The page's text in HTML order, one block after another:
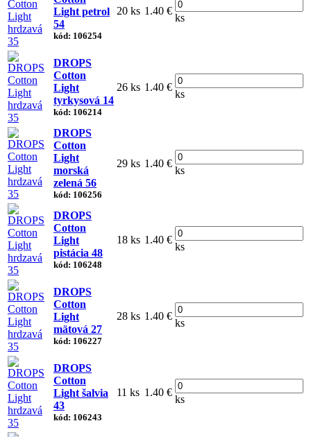
Light petrol
54
kód: 106254
20 ks 1.40 €
ks
DROPS
Cotton
Light
tyrkysová 14
kód: 106214
26 ks 1.40 €
ks
DROPS
Cotton
Light
morská
zelená 56
kód: 106256
29 ks 1.40 €
ks
DROPS
Cotton
Light
pistácia 48
kód: 106248
18 ks 1.40 €
ks
DROPS
Cotton
Light
mätová 27
kód: 106227
28 ks 1.40 €
ks
DROPS
Cotton
Light šalvia
43
kód: 106243
11 ks 1.40 €
ks